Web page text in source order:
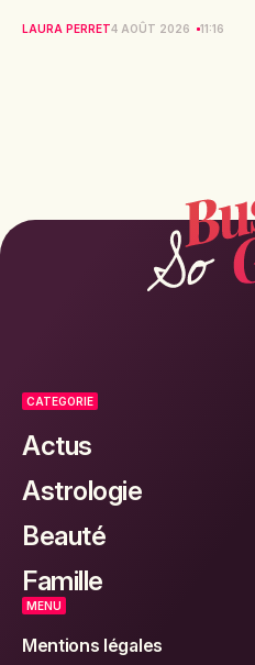
LAURA PERRET4 AOÛT 2026 11:16
CATEGORIE
Actus
Astrologie
Beauté
Famille
MENU
Mentions légales